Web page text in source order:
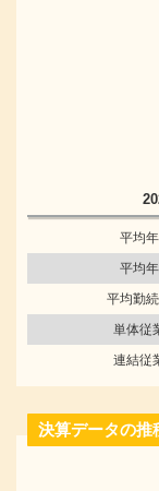
平均
平均
平均勤
単体従
連結従
決算データの推